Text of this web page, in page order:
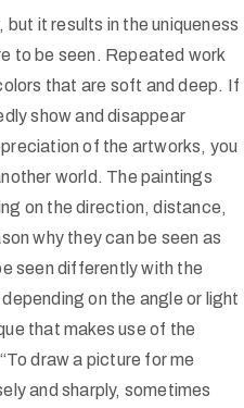
it results in the uniqueness
to be seen. Repeated work
that are soft and deep. If
show and disappear
of the artworks, you
world. The paintings
on the direction, distance,
why they can be seen as
seen differently with the
on the angle or light
that makes use of the
draw a picture for me
and sharply, sometimes